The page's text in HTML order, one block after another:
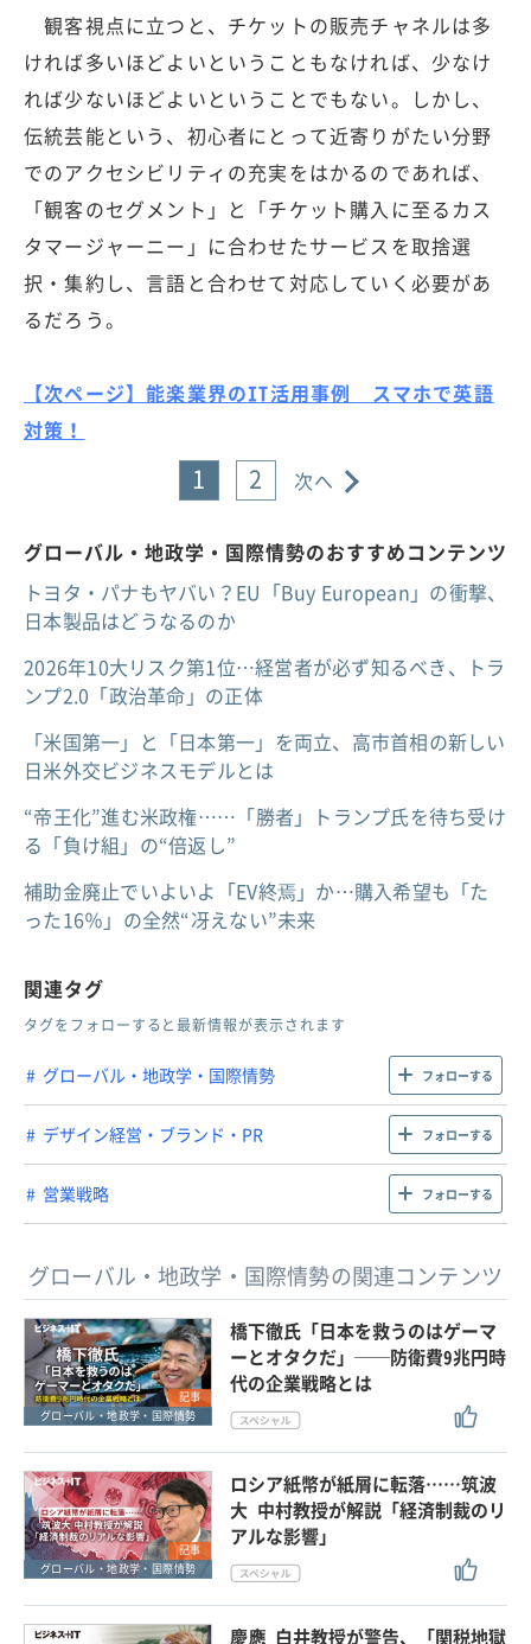
観客視点に立つと、チケットの販売チャネルは多
ければ多いほどよいということもなければ、少なけ
れば少ないほどよいということでもない。しかし、
伝統芸能という、初心者にとって近寄りがたい分野
でのアクセシビリティの充実をはかるのであれば、
「観客のセグメント」と「チケット購入に至るカス
タマージャーニー」に合わせたサービスを取捨選
択・集約し、言語と合わせて対応していく必要があ
るだろう。
【次ページ】能楽業界のIT活用事例 スマホで英語
対策！
1 2 次へ
グローバル・地政学・国際情勢のおすすめコンテンツ
トヨタ・パナもヤバい？EU「Buy European」の衝撃、
日本製品はどうなるのか
2026年10大リスク第1位…経営者が必ず知るべき、トラ
ンプ2.0「政治革命」の正体
「米国第一」と「日本第一」を両立、高市首相の新しい
日米外交ビジネスモデルとは
“帝王化”進む米政権……「勝者」トランプ氏を待ち受け
る「負け組」の“倍返し”
補助金廃止でいよいよ「EV終焉」か…購入希望も「た
った16％」の全然“冴えない”未来
関連タグ
タグをフォローすると最新情報が表示されます
グローバル・地政学・国際情勢 フォローする
デザイン経営・ブランド・PR フォローする
営業戦略 フォローする
グローバル・地政学・国際情勢の関連コンテンツ
記事
グローバル・地政学・国際情勢
橋下徹氏「日本を救うのはゲーマ
ーとオタクだ」──防衛費9兆円時
代の企業戦略とは
記事
グローバル・地政学・国際情勢
ロシア紙幣が紙屑に転落……筑波
大 中村教授が解説「経済制裁のリ
アルな影響」
慶應 白井教授が警告、「関税地獄